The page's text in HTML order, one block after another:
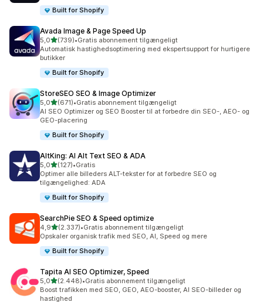
Built for Shopify
Avada Image & Page Speed Up
5,0ud af 5 stjerner
(739)
739 anmeldelser i alt
•Gratis abonnement tilgængeligt
Automatisk hastighedsoptimering med ekspertsupport for hurtigere
butikker
Built for Shopify
StoreSEO SEO & Image Optimizer
5,0ud af 5 stjerner
(671)
671 anmeldelser i alt
•Gratis abonnement tilgængeligt
AI SEO Optimizer og SEO Booster til at forbedre din SEO-, AEO- og
GEO-placering
Built for Shopify
AltKing: AI Alt Text SEO & ADA
5,0ud af 5 stjerner
(127)
127 anmeldelser i alt
•Gratis
Optimer alle billeders ALT-tekster for at forbedre SEO og
tilgængelighed: ADA
Built for Shopify
SearchPie SEO & Speed optimize
4,9ud af 5 stjerner
(2.337)
2337 anmeldelser i alt
•Gratis abonnement tilgængeligt
Opskaler organisk trafik med SEO, AI, Speed og mere
Built for Shopify
Tapita AI SEO Optimizer, Speed
5,0ud af 5 stjerner
(2.448)
2448 anmeldelser i alt
•Gratis abonnement tilgængeligt
Boost trafikken med SEO, GEO, AEO-booster, AI SEO-billeder og
hastighed